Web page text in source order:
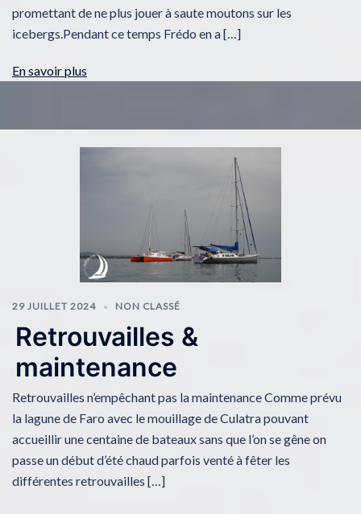
promettant de ne plus jouer à saute moutons sur les
icebergs.Pendant ce temps Frédo en a […]
En savoir plus
29 JUILLET 2024 NON CLASSÉ
Retrouvailles &
maintenance
Retrouvailles n’empêchant pas la maintenance Comme prévu
la lagune de Faro avec le mouillage de Culatra pouvant
accueillir une centaine de bateaux sans que l’on se gêne on
passe un début d’été chaud parfois venté à fêter les
différentes retrouvailles […]